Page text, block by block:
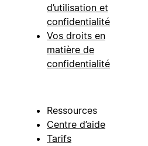
d’utilisation et
confidentialité
Vos droits en
matière de
confidentialité
Ressources
Centre d’aide
Tarifs